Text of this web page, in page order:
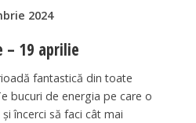
2024
– 19 aprilie
fantastică din toate
bucuri de energia pe care o
încerci să faci cât mai